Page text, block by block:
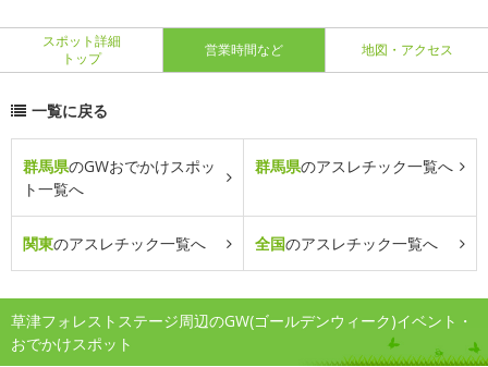
スポット詳細
トップ
営業時間など 地図・アクセス
一覧に戻る
群馬県のGWおでかけスポッ
ト一覧へ
群馬県のアスレチック一覧へ
関東のアスレチック一覧へ 全国のアスレチック一覧へ
草津フォレストステージ周辺のGW(ゴールデンウィーク)イベント・
おでかけスポット